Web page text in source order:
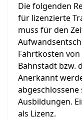
Die folgenden
für lizenzierte
muss für den
Fahrtkosten
Bahnstadt bzw.
Anerkannt
Ausbildungen.
als Lizenz.